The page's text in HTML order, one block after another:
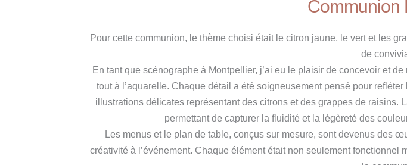
Communion
Pour cette communion, le thème choisi était le citron jaune, le vert et les
de
En tant que scénographe à Montpellier, j’ai eu le plaisir de concevoir et
tout à l’aquarelle. Chaque détail a été soigneusement pensé pour
illustrations délicates représentant des citrons et des grappes de raisins.
permettant de capturer la fluidité et la légèreté des
Les menus et le plan de table, conçus sur mesure, sont devenus des
créativité à l’événement. Chaque élément était non seulement fonctionnel